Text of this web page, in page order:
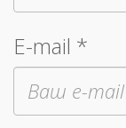
E-mail *